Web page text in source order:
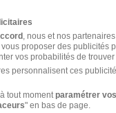
- 83 Intérim
jours
, nous et nos
proposer des publicités
vos probabilités de
personnalisent ces
tout moment paramétrer
" en bas de page.